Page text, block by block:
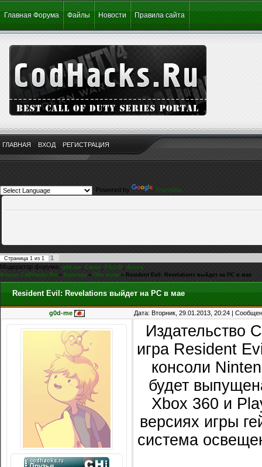
Главная Форума Файлы Новости Правила сайта
ГЛАВНАЯ ВХОД РЕГИСТРАЦИЯ
Powered by Translate
Страница 1 из 1
1
Модератор форума:g0d-me,Casus, FiLLiN,iEnjoy
Форум CoDHacks.Ru » Курилка » Обо всем » Resident Evil: Revelations выйдет на PC в мае
Resident Evil: Revelations выйдет на PC в мае
g0d-me Дата: Вторник, 29.01.2013, 20:24 |
Издательство
игра Resident
консоли
будет
Xbox 360 и
версиях игры
система